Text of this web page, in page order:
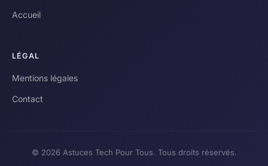
Accueil
LÉGAL
Mentions légales
Contact
© 2026 Astuces Tech Pour Tous. Tous droits réservés.